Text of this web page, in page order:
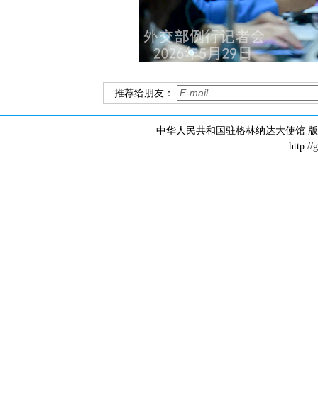
推荐给朋友：
中华人民共和国驻格林纳达大使馆
http://